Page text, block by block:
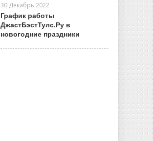
30 Декабрь 2022
График работы
ДжастБэстТулс.Ру в
новогодние праздники